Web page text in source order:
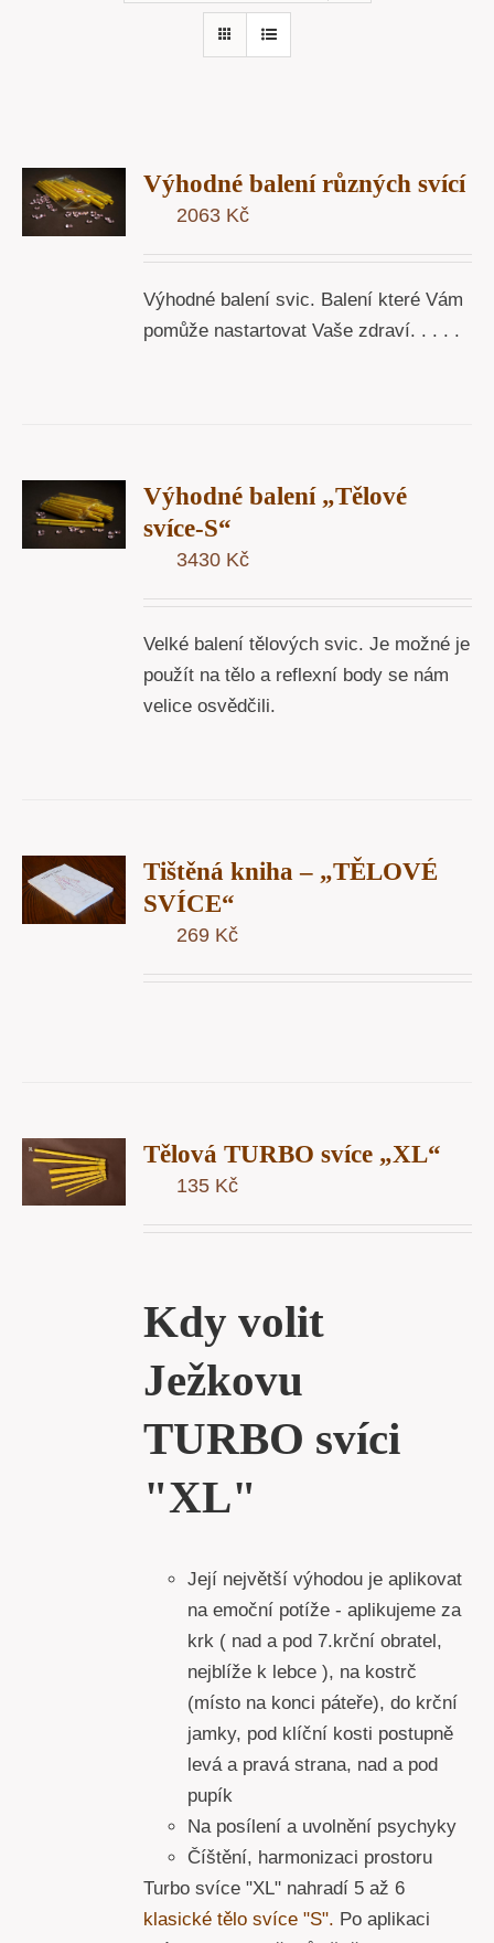
Výhodné balení různých svící
2063 Kč
Výhodné balení svic. Balení které Vám
pomůže nastartovat Vaše zdraví. . . . .
Výhodné balení „Tělové
svíce-S“
3430 Kč
Velké balení tělových svic. Je možné je
použít na tělo a reflexní body se nám
velice osvědčili.
Tištěná kniha – „TĚLOVÉ
SVÍCE“
269 Kč
Tělová TURBO svíce „XL“
135 Kč
Kdy volit
Ježkovu
TURBO svíci
"XL"
Její největší výhodou je aplikovat
na emoční potíže - aplikujeme za
krk ( nad a pod 7.krční obratel,
nejblíže k lebce ), na kostrč
(místo na konci páteře), do krční
jamky, pod klíční kosti postupně
levá a pravá strana, nad a pod
pupík
Na posílení a uvolnění psychyky
Číštění, harmonizaci prostoru
Turbo svíce "XL" nahradí 5 až 6
klasické tělo svíce "S". Po aplikaci